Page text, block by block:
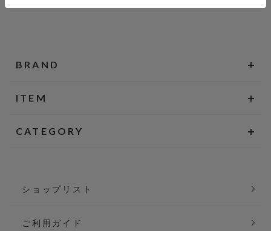
BRAND
ITEM
CATEGORY
ショップリスト
ご利用ガイド